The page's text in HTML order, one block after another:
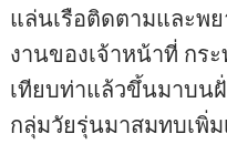
แล่นเรือติดตามและพ
งานของเจ้าหน้าที่ กร
เทียบท่าแล้วขึ้นมาบน
กลุ่มวัยรุ่นมาสมทบเพิ่